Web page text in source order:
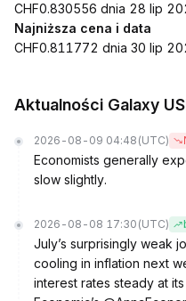
CHF0.830556 dnia 28 lip
Najniższa cena i data
CHF0.811772 dnia 30 lip
Aktualności Galaxy
2026-08-09 04:48 (UTC)
Economists generally
slow slightly.
2026-08-08 17:30 (UTC)
July’s surprisingly weak
cooling in inflation next
interest rates steady at